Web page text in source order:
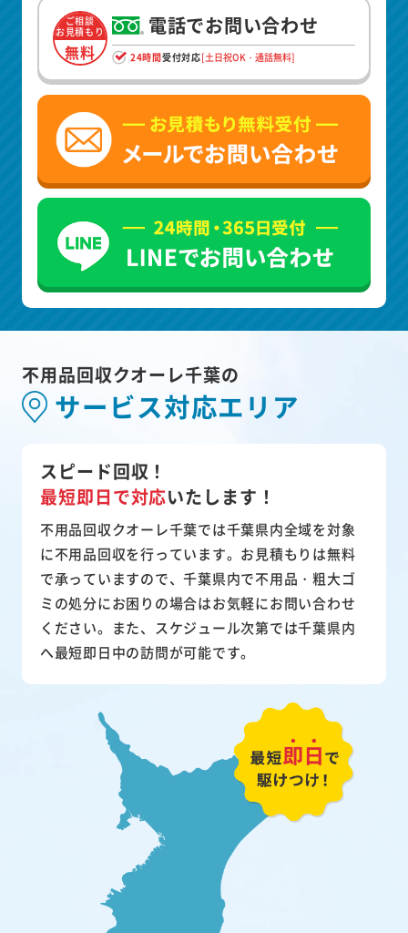
ご相談
お見積もり
無料
電話でお問い合わせ
24時間受付対応[土日祝OK・通話無料]
不用品回収クオーレ千葉の
サービス対応エリア
スピード回収！
最短即日で対応いたします！
不用品回収クオーレ千葉では千葉県内全域を対象
に不用品回収を行っています。お見積もりは無料
で承っていますので、千葉県内で不用品・粗大ゴ
ミの処分にお困りの場合はお気軽にお問い合わせ
ください。また、スケジュール次第では千葉県内
へ最短即日中の訪問が可能です。